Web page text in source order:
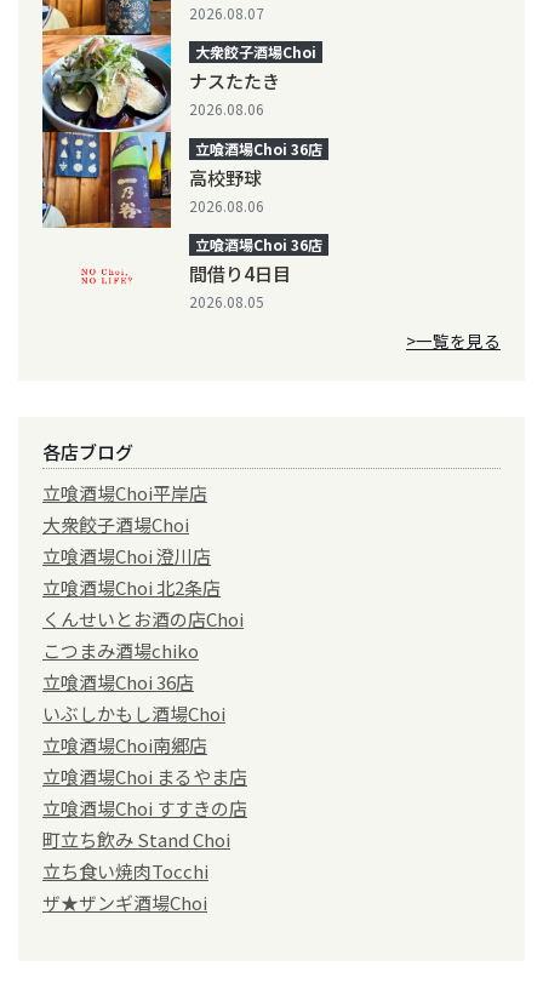
2026.08.07
大衆餃子酒場Choi
ナスたたき
2026.08.06
立喰酒場Choi 36店
高校野球
2026.08.06
立喰酒場Choi 36店
間借り4日目
2026.08.05
>一覧を見る
各店ブログ
立喰酒場Choi平岸店
大衆餃子酒場Choi
立喰酒場Choi 澄川店
立喰酒場Choi 北2条店
くんせいとお酒の店Choi
こつまみ酒場chiko
立喰酒場Choi 36店
いぶしかもし酒場Choi
立喰酒場Choi南郷店
立喰酒場Choi まるやま店
立喰酒場Choi すすきの店
町立ち飲み Stand Choi
立ち食い焼肉Tocchi
ザ★ザンギ酒場Choi